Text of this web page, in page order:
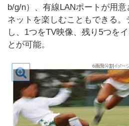
b/g/n）、有線LANポートが用
ネットを楽しむこともできる。
し、1つをTV映像、残り5つを
とが可能。